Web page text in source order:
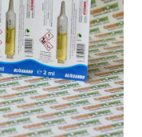
copil